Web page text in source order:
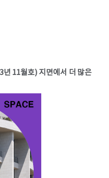
11월호) 지면에서 더 많은